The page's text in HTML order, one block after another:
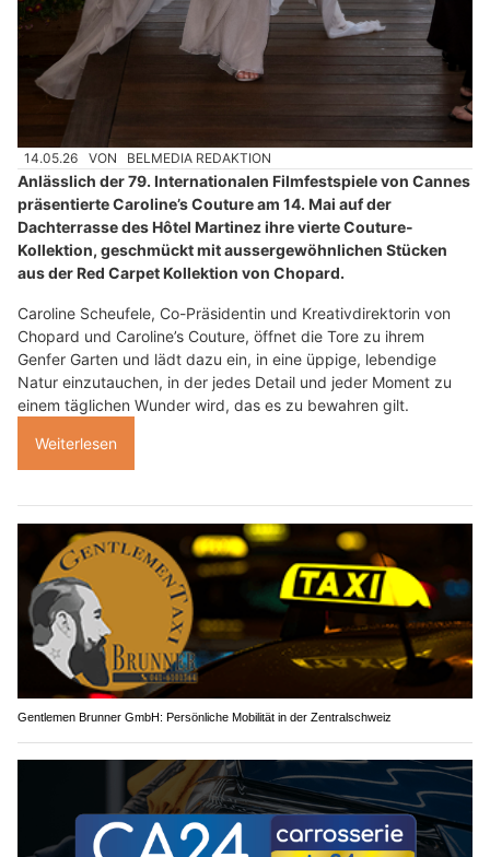
14.05.26 VON BELMEDIA REDAKTION
Anlässlich der 79. Internationalen Filmfestspiele von Cannes
präsentierte Caroline’s Couture am 14. Mai auf der
Dachterrasse des Hôtel Martinez ihre vierte Couture-
Kollektion, geschmückt mit aussergewöhnlichen Stücken
aus der Red Carpet Kollektion von Chopard.
Caroline Scheufele, Co-Präsidentin und Kreativdirektorin von
Chopard und Caroline’s Couture, öffnet die Tore zu ihrem
Genfer Garten und lädt dazu ein, in eine üppige, lebendige
Natur einzutauchen, in der jedes Detail und jeder Moment zu
einem täglichen Wunder wird, das es zu bewahren gilt.
Weiterlesen
Gentlemen Brunner GmbH: Persönliche Mobilität in der Zentralschweiz